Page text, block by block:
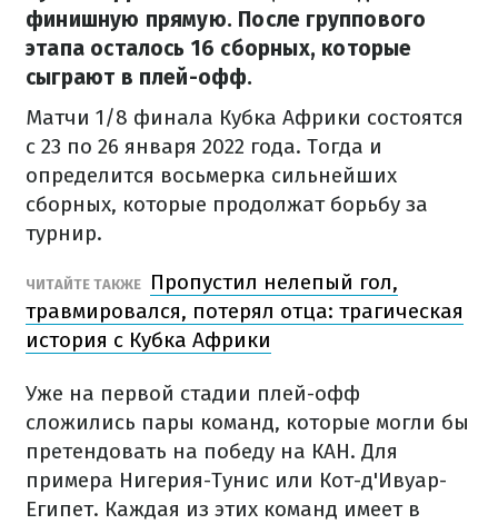
финишную прямую. После группового
этапа осталось 16 сборных, которые
сыграют в плей-офф.
Матчи 1/8 финала Кубка Африки состоятся
с 23 по 26 января 2022 года. Тогда и
определится восьмерка сильнейших
сборных, которые продолжат борьбу за
турнир.
ЧИТАЙТЕ ТАКЖЕ
Пропустил нелепый гол,
травмировался, потерял отца: трагическая
история с Кубка Африки
Уже на первой стадии плей-офф
сложились пары команд, которые могли бы
претендовать на победу на КАН. Для
примера Нигерия-Тунис или Кот-д'Ивуар-
Египет. Каждая из этих команд имеет в